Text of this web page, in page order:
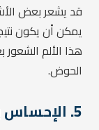
قد يشعر بعض
يمكن أن يكون
هذا الألم
الحوض.
5. الإحساس